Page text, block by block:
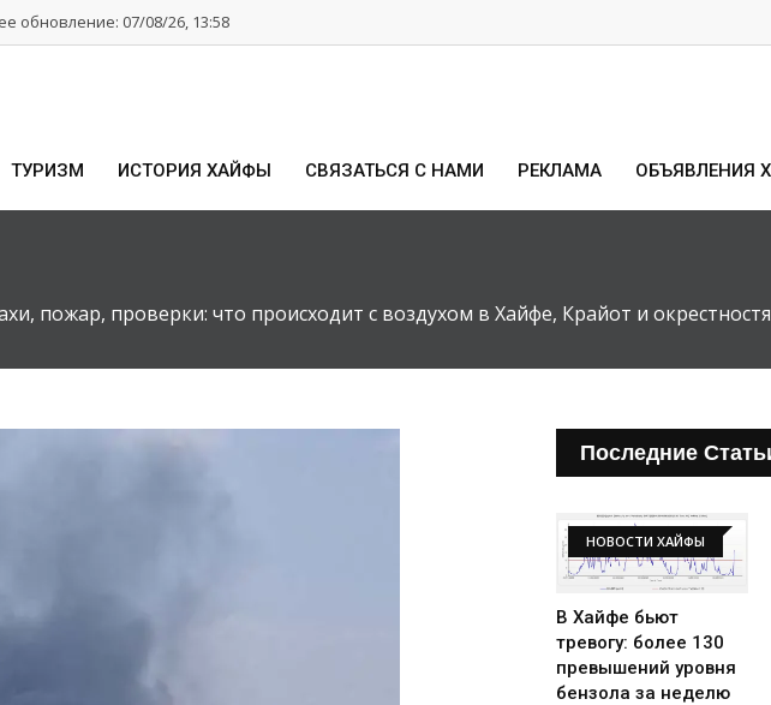
обновление: 07/08/26, 13:58
ТУРИЗМ ИСТОРИЯ ХАЙФЫ СВЯЗАТЬСЯ С НАМИ РЕКЛАМА ОБЪЯВЛЕНИЯ
пожар, проверки: что происходит с воздухом в Хайфе, Крайот и
Последние
НОВОСТИ ХАЙФЫ
В Хайфе бьют
тревогу: более 130
превышений уровня
бензола за неделю